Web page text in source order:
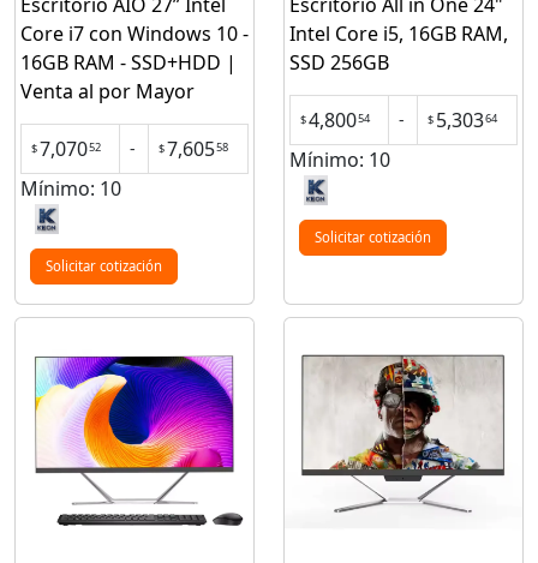
Core i7 con Windows 10 -
16GB RAM - SSD+HDD |
Venta al por Mayor
$7,07052 - $7,60558
Mínimo: 10
Solicitar cotización
Intel Core i5, 16GB RAM,
SSD 256GB
$4,80054 - $ 5,30364
Mínimo: 10
Solicitar cotización